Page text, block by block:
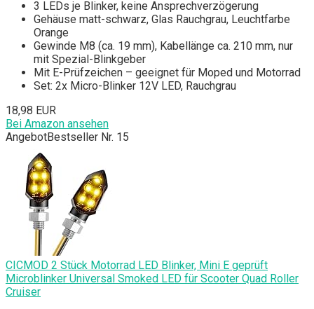
3 LEDs je Blinker, keine Ansprechverzögerung
Gehäuse matt-schwarz, Glas Rauchgrau, Leuchtfarbe
Orange
Gewinde M8 (ca. 19 mm), Kabellänge ca. 210 mm, nur
mit Spezial-Blinkgeber
Mit E-Prüfzeichen – geeignet für Moped und Motorrad
Set: 2x Micro-Blinker 12V LED, Rauchgrau
18,98 EUR
Bei Amazon ansehen
AngebotBestseller Nr. 15
CICMOD 2 Stück Motorrad LED Blinker, Mini E geprüft
Microblinker Universal Smoked LED für Scooter Quad Roller
Cruiser